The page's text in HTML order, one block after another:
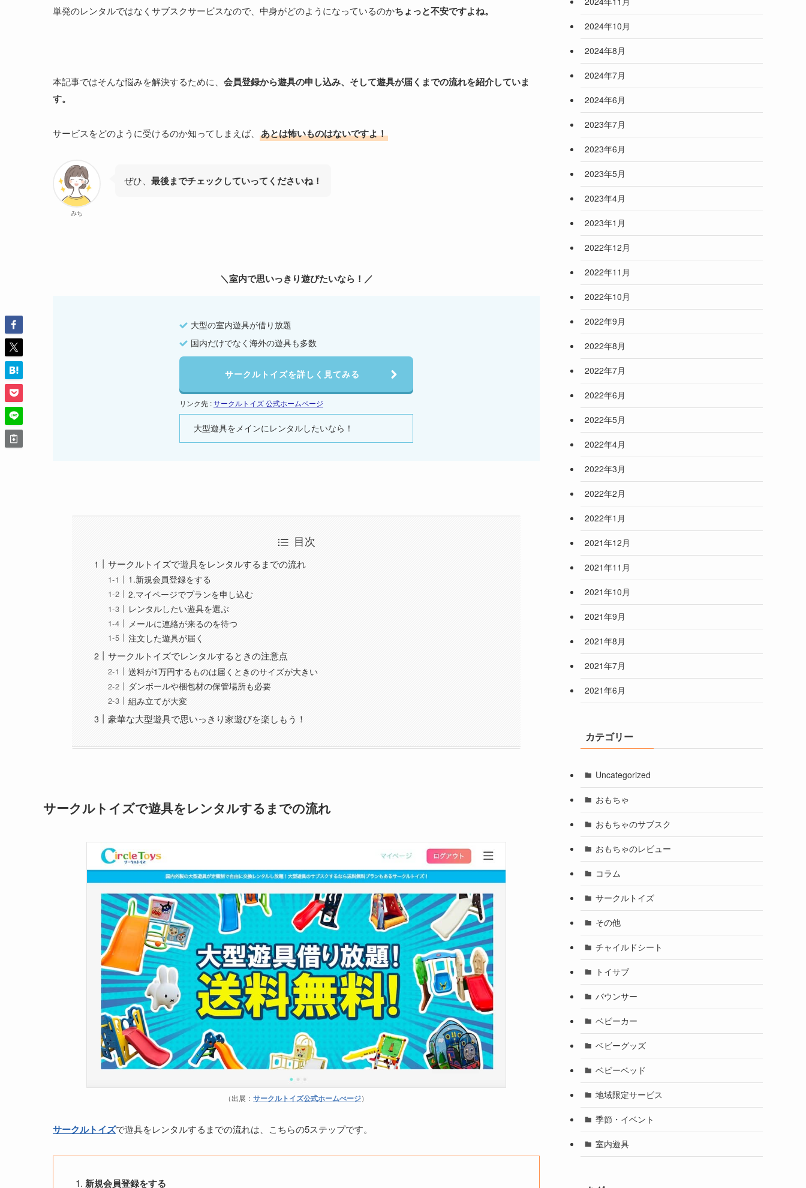
単発のレンタルではなくサブスクサービスなので、中身がどのようになっているのかちょっと不安ですよね。
本記事ではそんな悩みを解決するために、 会員登録から遊具の申し込み、そして遊具が届くまでの流れを紹介していま
す。
サービスをどのように受けるのか知ってしまえば、 あとは怖いものはないですよ！
みち
ぜひ、 最後までチェックしていってくださいね！
＼室内で思いっきり遊びたいなら！／
大型の室内遊具が借り放題
国内だけでなく海外の遊具も多数
サークルトイズを詳しく見てみる
リンク先 :サークルトイズ 公式ホームページ
大型遊具をメインにレンタルしたいなら！
目次
サークルトイズで遊具をレンタルするまでの流れ
1.新規会員登録をする
2.マイページでプランを申し込む
レンタルしたい遊具を選ぶ
メールに連絡が来るのを待つ
注文した遊具が届く
サークルトイズでレンタルするときの注意点
送料が1万円するものは届くときのサイズが大きい
ダンボールや梱包材の保管場所も必要
組み立てが大変
豪華な大型遊具で思いっきり家遊びを楽しもう！
サークルトイズで遊具をレンタルするまでの流れ
（出展： サークルトイズ公式ホームぺージ）
サークルトイズで遊具をレンタルするまでの流れは、こちらの5ステップです。
新規会員登録をする
2024年10月
2024年8月
2024年7月
2024年6月
2023年7月
2023年6月
2023年5月
2023年4月
2023年1月
2022年12月
2022年11月
2022年10月
2022年9月
2022年8月
2022年7月
2022年6月
2022年5月
2022年4月
2022年3月
2022年2月
2022年1月
2021年12月
2021年11月
2021年10月
2021年9月
2021年8月
2021年7月
2021年6月
カテゴリー
Uncategorized
おもちゃ
おもちゃのサブスク
おもちゃのレビュー
コラム
サークルトイズ
その他
チャイルドシート
トイサブ
バウンサー
ベビーカー
ベビーグッズ
ベビーベッド
地域限定サービス
季節・イベント
室内遊具